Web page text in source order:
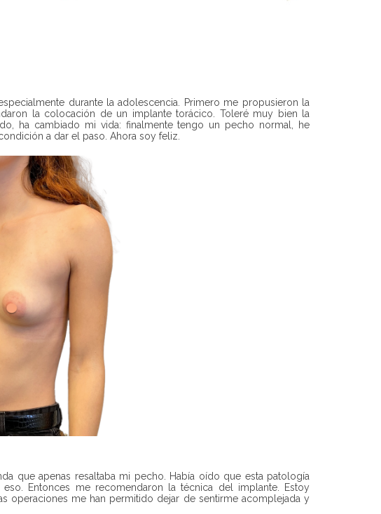
durante la adolescencia. Primero me propusieron la
la colocación de un implante torácico. Toleré muy bien la
ha cambiado mi vida: finalmente tengo un pecho normal, he
a dar el paso. Ahora soy feliz.
que apenas resaltaba mi pecho. Había oído que esta patología
Entonces me recomendaron la técnica del implante. Estoy
operaciones me han permitido dejar de sentirme acomplejada y